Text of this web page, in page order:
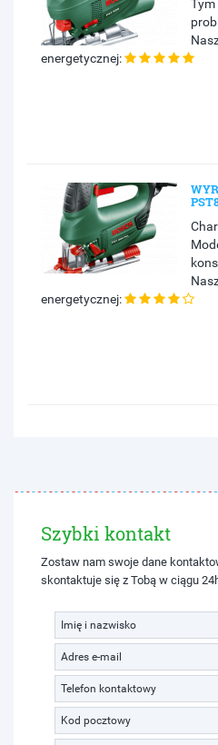
Tym
energetycznej:
energetycznej:
Szybki kontakt
Zostaw nam swoje dane
skontaktuje się z Tobą w ciągu